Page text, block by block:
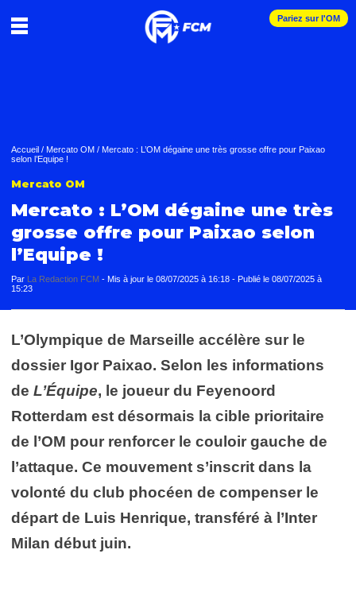
Pariez sur l'OM
Accueil / Mercato OM / Mercato : L’OM dégaine une très grosse offre pour Paixao
selon l’Equipe !
Mercato OM
Mercato : L’OM dégaine une très
grosse offre pour Paixao selon
l’Equipe !
Par La Redaction FCM - Mis à jour le 08/07/2025 à 16:18 - Publié le 08/07/2025 à
15:23
L’Olympique de Marseille accélère sur le
dossier Igor Paixao. Selon les informations
de L’Équipe, le joueur du Feyenoord
Rotterdam est désormais la cible prioritaire
de l’OM pour renforcer le couloir gauche de
l’attaque. Ce mouvement s’inscrit dans la
volonté du club phocéen de compenser le
départ de Luis Henrique, transféré à l’Inter
Milan début juin.